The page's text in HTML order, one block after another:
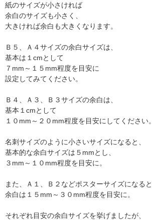
紙のサイズが小さければ
余白のサイズも小さく、
大きければ余白も大きくなります。
Ｂ５、Ａ４サイズの余白サイズは、
基本は１cmとして
７mm～１５mm程度を目安に
設定してみてください。
Ｂ４、Ａ３、Ｂ３サイズの余白は、
基本１cmとして
１０mm～２０mm程度を目安にしてください。
名刺サイズのように小さいサイズになると、
基本的な余白サイズは５mmとし、
３mm～１０mm程度を目安に。
また、Ａ１、Ｂ２などポスターサイズになると
余白は１５mm～３０mm程度を目安に。
それぞれ目安の余白サイズを挙げましたが、